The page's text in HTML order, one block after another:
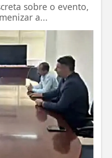
sobre o evento,
a...